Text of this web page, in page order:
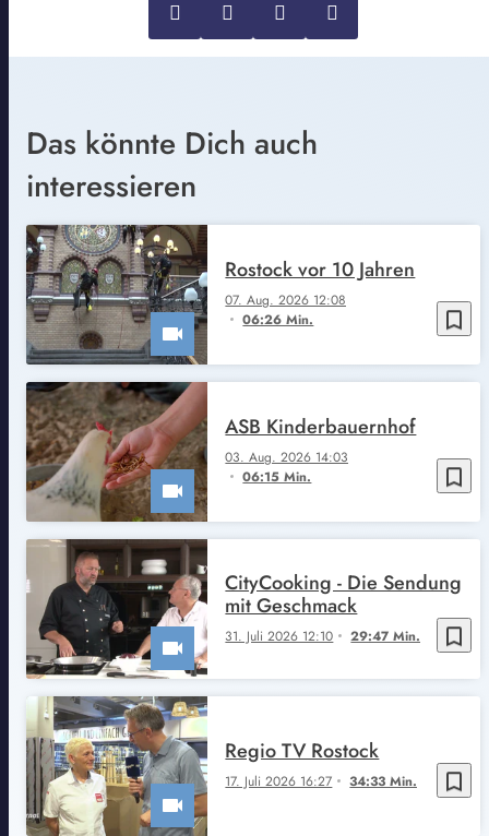
Das könnte Dich auch
interessieren
bookmark_border
07. Aug. 2026 12:08
06:26 Min.
Rostock vor 10 Jahren
bookmark_border
03. Aug. 2026 14:03
06:15 Min.
ASB Kinderbauernhof
bookmark_border
31. Juli 2026 12:10 29:47 Min.
CityCooking - Die Sendung
mit Geschmack
bookmark_border
17. Juli 2026 16:27 34:33 Min.
Regio TV Rostock